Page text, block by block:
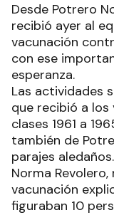
Desde Potrero
recibió ayer al
vacunación
con ese
esperanza.
Las actividades
que recibió a
clases 1961 a
también de
parajes aledaños.
Norma
vacunación
figuraban 10